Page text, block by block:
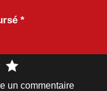
*
un commentaire